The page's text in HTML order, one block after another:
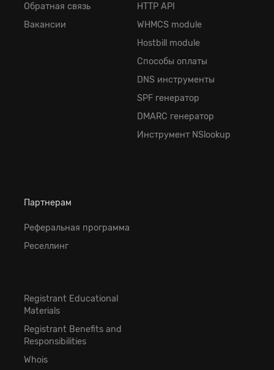
Обратная cвязь
Вакансии
HTTP API
WHMCS module
Hostbill module
Способы оплаты
DNS инструменты
SPF генератор
DMARC генератор
Инструмент NSlookup
Партнерам
Реферальная программа
Реселлинг
Registrant Educational
Materials
Registrant Benefits and
Responsibilities
Whois